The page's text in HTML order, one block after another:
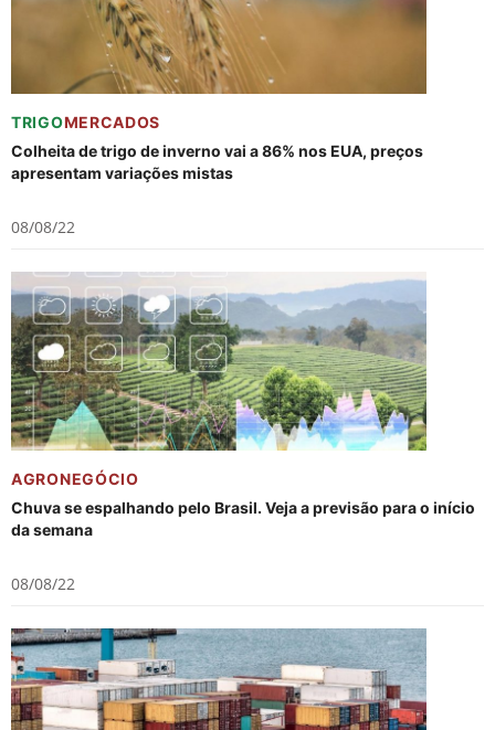
TRIGOMERCADOS
Colheita de trigo de inverno vai a 86% nos EUA, preços
apresentam variações mistas
08/08/22
AGRONEGÓCIO
Chuva se espalhando pelo Brasil. Veja a previsão para o início
da semana
08/08/22